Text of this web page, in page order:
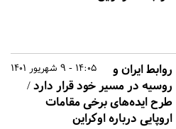
14:05 - 9 شهریور 1401
روابط ایران و
روسیه در مسیر خود قرار دارد /
طرح ایده‌های برخی مقامات
اروپایی درباره اوکراین